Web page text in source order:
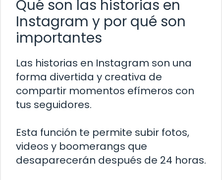
Qué son las historias en
Instagram y por qué son
importantes
Las historias en Instagram son una
forma divertida y creativa de
compartir momentos efímeros con
tus seguidores.
Esta función te permite subir fotos,
videos y boomerangs que
desaparecerán después de 24 horas.